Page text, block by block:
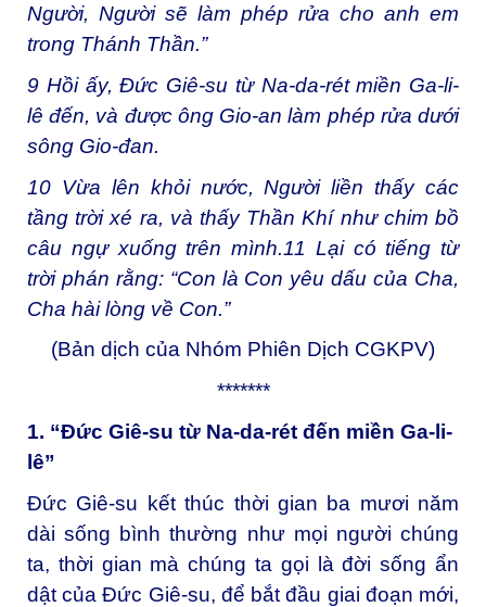
Người, Người sẽ làm phép rửa cho anh em
trong Thánh Thần.”
9 Hồi ấy, Đức Giê-su từ Na-da-rét miền Ga-li-
lê đến, và được ông Gio-an làm phép rửa dưới
sông Gio-đan.
10 Vừa lên khỏi nước, Người liền thấy các
tầng trời xé ra, và thấy Thần Khí như chim bồ
câu ngự xuống trên mình.11 Lại có tiếng từ
trời phán rằng: “Con là Con yêu dấu của Cha,
Cha hài lòng về Con.”
(Bản dịch của Nhóm Phiên Dịch CGKPV)
*******
1. “Đức Giê-su từ Na-da-rét đến miền Ga-li-
lê”
Đức Giê-su kết thúc thời gian ba mươi năm
dài sống bình thường như mọi người chúng
ta, thời gian mà chúng ta gọi là đời sống ẩn
dật của Đức Giê-su, để bắt đầu giai đoạn mới,